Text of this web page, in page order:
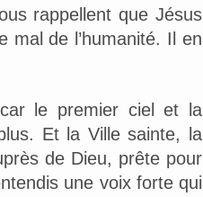
rappellent que Jésus
mal de l’humanité. Il en
le premier ciel et la
Et la Ville sainte, la
de Dieu, prête pour
une voix forte qui